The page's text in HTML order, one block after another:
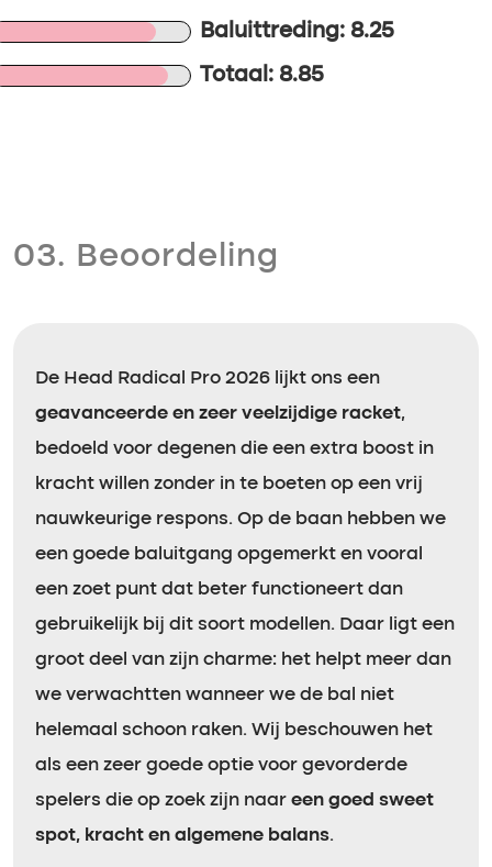
Baluittreding: 8.25
Totaal: 8.85
03. Beoordeling
De Head Radical Pro 2026 lijkt ons een
geavanceerde en zeer veelzijdige racket,
bedoeld voor degenen die een extra boost in
kracht willen zonder in te boeten op een vrij
nauwkeurige respons. Op de baan hebben we
een goede baluitgang opgemerkt en vooral
een zoet punt dat beter functioneert dan
gebruikelijk bij dit soort modellen. Daar ligt een
groot deel van zijn charme: het helpt meer dan
we verwachtten wanneer we de bal niet
helemaal schoon raken. Wij beschouwen het
als een zeer goede optie voor gevorderde
spelers die op zoek zijn naar een goed sweet
spot, kracht en algemene balans.